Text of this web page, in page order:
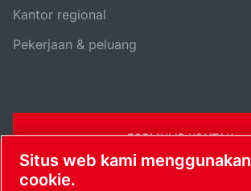
Kantor regional
Pekerjaan & peluang
FORMULIR KONTAK
Situs web kami menggunakan
cookie.